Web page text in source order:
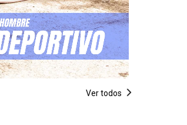
Ver todos